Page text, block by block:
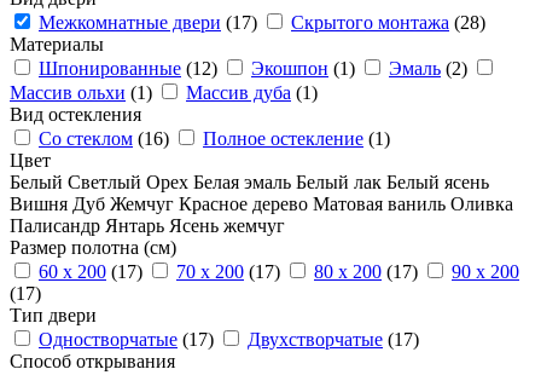
Межкомнатные двери (17) Скрытого монтажа (28)
Материалы
Шпонированные (12) Экошпон (1) Эмаль (2)
Массив ольхи (1) Массив дуба (1)
Вид остекления
Со стеклом (16) Полное остекление (1)
Цвет
Белый Светлый Орех Белая эмаль Белый лак Белый ясень
Вишня Дуб Жемчуг Красное дерево Матовая ваниль Оливка
Палисандр Янтарь Ясень жемчуг
Размер полотна (см)
60 x 200 (17) 70 x 200 (17) 80 x 200 (17)
90 x 200
(17)
Тип двери
Одностворчатые (17) Двухстворчатые (17)
Способ открывания